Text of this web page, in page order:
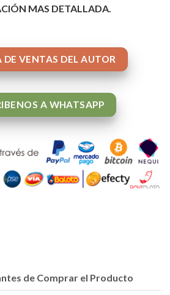
MAS DETALLADA.
DE VENTAS DEL AUTOR
A WHATSAPP
de Comprar el Producto